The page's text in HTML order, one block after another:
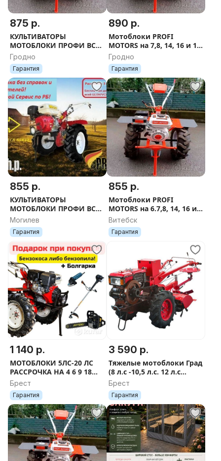
875 р.
КУЛЬТИВАТОРЫ
МОТОБЛОКИ ПРОФИ ВСЕ
МОДЕЛИ
Гродно
Гарантия
890 р.
Мотоблоки PROFI
MOTORS на 7,8, 14, 16 и 18
л.с Бесплатная доставка
Гродно
Гарантия
855 р.
КУЛЬТИВАТОРЫ
МОТОБЛОКИ ПРОФИ ВСЕ
МОДЕЛИ
Могилев
Гарантия
855 р.
Мотоблоки PROFI
MOTORS на 6.7,8, 14, 16 и
18 л.с Бесплатная доставк
Витебск
Гарантия
1 140 р.
МОТОБЛОКИ 5ЛС-20 ЛС
РАССРОЧКА НА 4 6 9 18
МЕСЯЦЕВ + ВСЕ НАВЕСНОЕ
ФРЕЗА СЦЕПКА КРЕДИТ
ЛИЗИНГ ДОСТАВКА
Брест
Гарантия
3 590 р.
Тяжелые мотоблоки Град
(8 л.с -10,5 л.с. 12 л.с
доставка
Брест
Гарантия